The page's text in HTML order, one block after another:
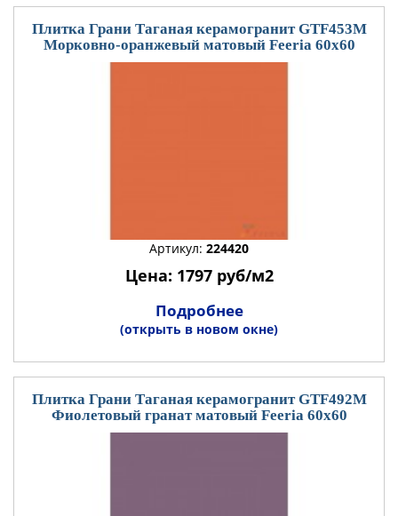
Плитка Грани Таганая керамогранит GTF453М
Морковно-оранжевый матовый Feeria 60x60
Артикул: 224420
Цена: 1797 руб/м2
Подробнее
(открыть в новом окне)
Плитка Грани Таганая керамогранит GTF492М
Фиолетовый гранат матовый Feeria 60x60